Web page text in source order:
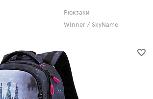
Рюкзаки
Winner / SkyName